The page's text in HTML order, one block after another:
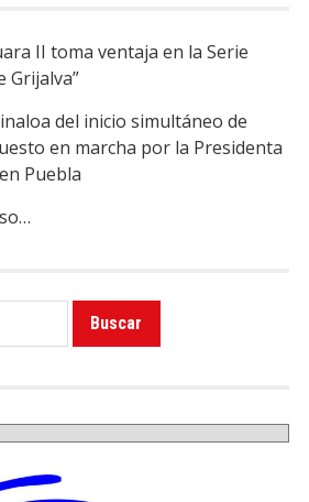
II toma ventaja en la Serie
Grijalva”
del inicio simultáneo de
en marcha por la Presidenta
Puebla